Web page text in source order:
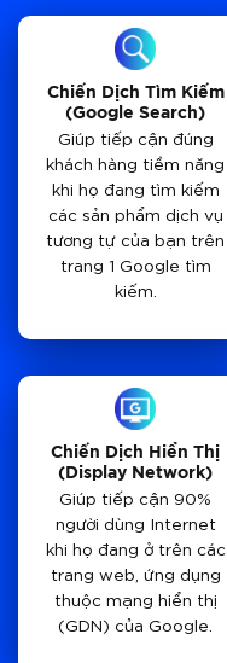
Chiến Dịch Tìm Kiếm
(Google Search)
Giúp tiếp cận đúng
khách hàng tiềm năng
khi họ đang tìm kiếm
các sản phẩm dịch vụ
tương tự của bạn trên
trang 1 Google tìm
kiếm.
Chiến Dịch Hiển Thị
(Display Network)
Giúp tiếp cận 90%
người dùng Internet
khi họ đang ở trên các
trang web, ứng dụng
thuộc mạng hiển thị
(GDN) của Google.